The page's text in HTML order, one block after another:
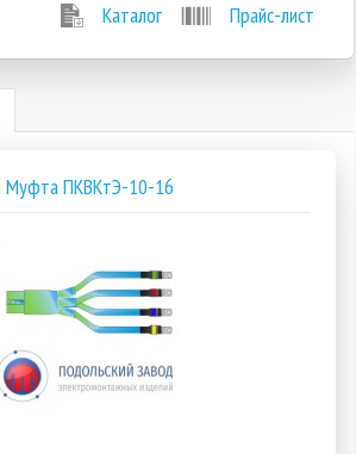
Каталог
Прайс-лист
Муфта ПКВКтЭ-10-16